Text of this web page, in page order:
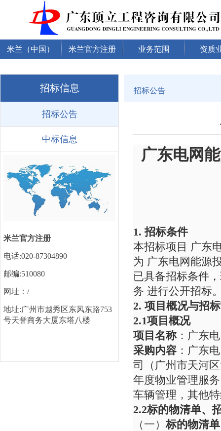
米兰（中国） 米兰官方注册 业务范围 资质
招标信息
招标公告
中标信息
米兰官方注册
电话:020-87304890
邮编:510080
网址：/
地址:广州市越秀区东风东路753
号天誉商务大厦东塔八楼
招标公告
广东电网
1. 招标条件
本招标项目 广东
为 广东电网能源
已具备招标条件
务 进行公开招标
2. 项目概况与招
2.1项目概况
项目名称： 广东
采购内容：广东
司（广州市天河
年度物业管理服
车辆管理，其他
2.2标的物清单、
（一）标的物清单